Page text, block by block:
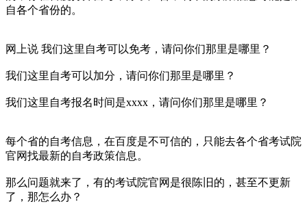
自各个省份的。
网上说 我们这里自考可以免考，请问你们那里是哪里？
我们这里自考可以加分，请问你们那里是哪里？
我们这里自考报名时间是xxxx，请问你们那里是哪里？
每个省的自考信息，在百度是不可信的，只能去各个省考试院
官网找最新的自考政策信息。
那么问题就来了，有的考试院官网是很陈旧的，甚至不更新
了，那怎么办？